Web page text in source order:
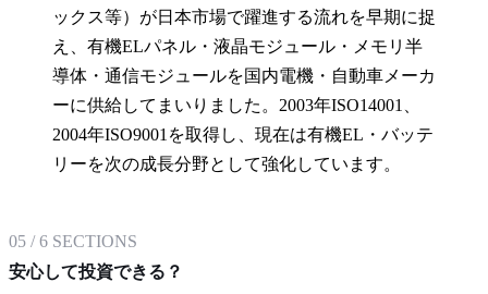
ックス等）が日本市場で躍進する流れを早期に捉
え、有機ELパネル・液晶モジュール・メモリ半
導体・通信モジュールを国内電機・自動車メーカ
ーに供給してまいりました。2003年ISO14001、
2004年ISO9001を取得し、現在は有機EL・バッテ
リーを次の成長分野として強化しています。
05 /6 SECTIONS
安心して投資できる？